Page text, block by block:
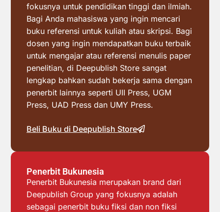
fokusnya untuk pendidikan tinggi dan ilmiah.
Bagi Anda mahasiswa yang ingin mencari
buku referensi untuk kuliah atau skripsi. Bagi
dosen yang ingin mendapatkan buku terbaik
untuk mengajar atau referensi menulis paper
penelitian, di Deepublish Store sangat
lengkap bahkan sudah bekerja sama dengan
penerbit lainnya seperti UII Press, UGM
Press, UAD Press dan UMY Press.
Beli Buku di Deepublish Store
Penerbit Bukunesia
Penerbit Bukunesia merupakan brand dari
Deepublish Group yang fokusnya adalah
sebagai penerbit buku fiksi dan non fiksi